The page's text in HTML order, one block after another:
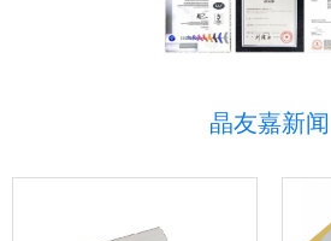
晶友嘉新闻